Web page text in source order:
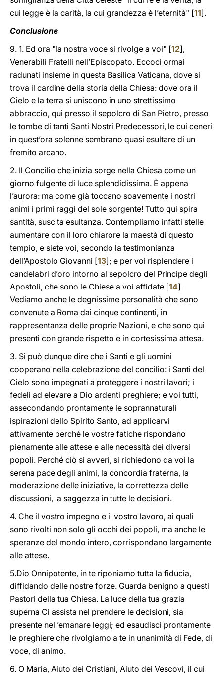
cui legge è la carità, la cui grandezza è l’eternità" [11].
Conclusione
9. 1. Ed ora "la nostra voce si rivolge a voi" [12],
Venerabili Fratelli nell’Episcopato. Eccoci ormai
radunati insieme in questa Basilica Vaticana, dove si
trova il cardine della storia della Chiesa: dove ora il
Cielo e la terra si uniscono in uno strettissimo
abbraccio, qui presso il sepolcro di San Pietro, presso
le tombe di tanti Santi Nostri Predecessori, le cui ceneri
in quest’ora solenne sembrano quasi esultare di un
fremito arcano.
2. Il Concilio che inizia sorge nella Chiesa come un
giorno fulgente di luce splendidissima. È appena
l’aurora: ma come già toccano soavemente i nostri
animi i primi raggi del sole sorgente! Tutto qui spira
santità, suscita esultanza. Contempliamo infatti stelle
aumentare con il loro chiarore la maestà di questo
tempio, e siete voi, secondo la testimonianza
dell’Apostolo Giovanni [13]; e per voi risplendere i
candelabri d’oro intorno al sepolcro del Principe degli
Apostoli, che sono le Chiese a voi affidate [14].
Vediamo anche le degnissime personalità che sono
convenute a Roma dai cinque continenti, in
rappresentanza delle proprie Nazioni, e che sono qui
presenti con grande rispetto e in cortesissima attesa.
3. Si può dunque dire che i Santi e gli uomini
cooperano nella celebrazione del concilio: i Santi del
Cielo sono impegnati a proteggere i nostri lavori; i
fedeli ad elevare a Dio ardenti preghiere; e voi tutti,
assecondando prontamente le soprannaturali
ispirazioni dello Spirito Santo, ad applicarvi
attivamente perché le vostre fatiche rispondano
pienamente alle attese e alle necessità dei diversi
popoli. Perché ciò si avveri, si richiedono da voi la
serena pace degli animi, la concordia fraterna, la
moderazione delle iniziative, la correttezza delle
discussioni, la saggezza in tutte le decisioni.
4. Che il vostro impegno e il vostro lavoro, ai quali
sono rivolti non solo gli occhi dei popoli, ma anche le
speranze del mondo intero, corrispondano largamente
alle attese.
5.Dio Onnipotente, in te riponiamo tutta la fiducia,
diffidando delle nostre forze. Guarda benigno a questi
Pastori della tua Chiesa. La luce della tua grazia
superna Ci assista nel prendere le decisioni, sia
presente nell’emanare leggi; ed esaudisci prontamente
le preghiere che rivolgiamo a te in unanimità di Fede, di
voce, di animo.
6. O Maria, Aiuto dei Cristiani, Aiuto dei Vescovi, il cui